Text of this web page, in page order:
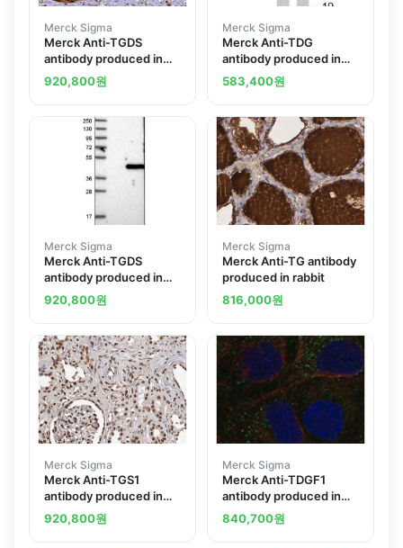
Merck Sigma
Merck Anti-TGDS
antibody produced in
rabbit
920,800원
Merck Sigma
Merck Anti-TDG
antibody produced in
rabbit
583,400원
Merck Sigma
Merck Anti-TGDS
antibody produced in
rabbit
920,800원
Merck Sigma
Merck Anti-TG antibody
produced in rabbit
816,000원
Merck Sigma
Merck Anti-TGS1
antibody produced in
rabbit
920,800원
Merck Sigma
Merck Anti-TDGF1
antibody produced in
rabbit
840,700원